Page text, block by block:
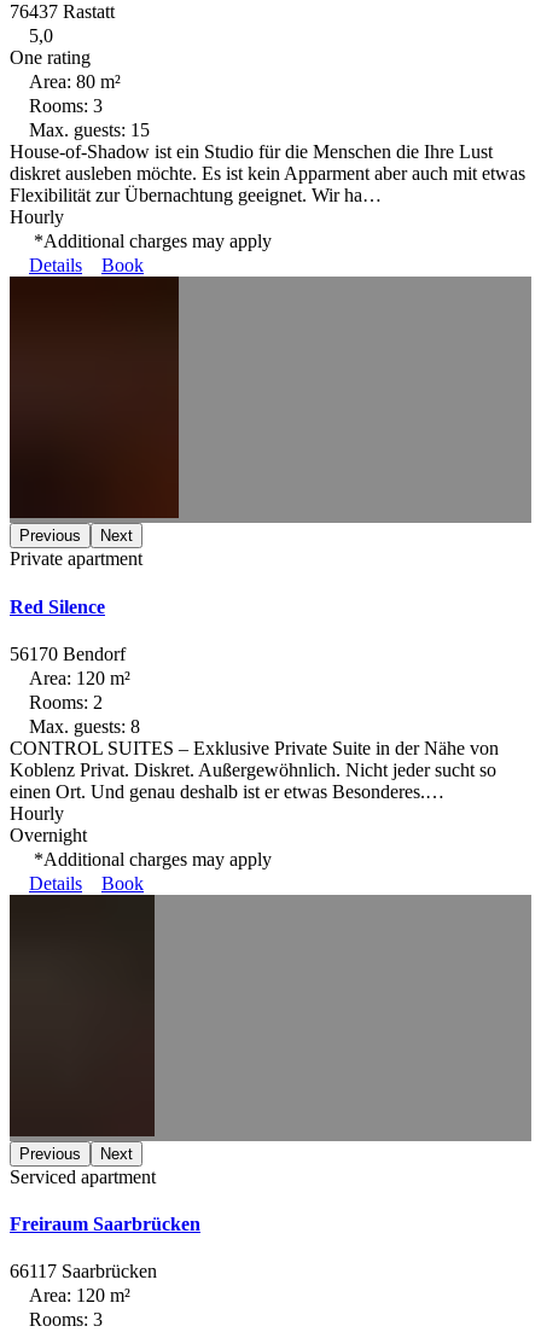
76437 Rastatt
5,0
One rating
Area: 80 m²
Rooms: 3
Max. guests: 15
House-of-Shadow ist ein Studio für die Menschen die Ihre Lust
diskret ausleben möchte. Es ist kein Apparment aber auch mit etwas
Flexibilität zur Übernachtung geeignet. Wir ha…
Hourly
*Additional charges may apply
Details
Book
Previous Next
Private apartment
Red Silence
56170 Bendorf
Area: 120 m²
Rooms: 2
Max. guests: 8
CONTROL SUITES – Exklusive Private Suite in der Nähe von
Koblenz Privat. Diskret. Außergewöhnlich. Nicht jeder sucht so
einen Ort. Und genau deshalb ist er etwas Besonderes.…
Hourly
Overnight
*Additional charges may apply
Details
Book
Previous Next
Serviced apartment
Freiraum Saarbrücken
66117 Saarbrücken
Area: 120 m²
Rooms: 3